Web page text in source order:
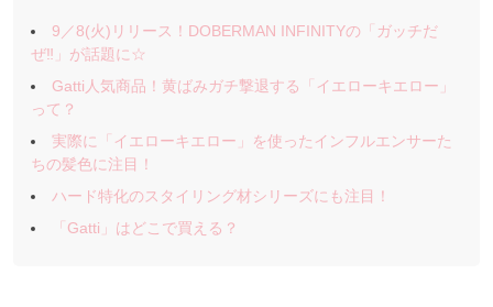
9／8(火)リリース！DOBERMAN INFINITYの「ガッチだ
ぜ‼︎」が話題に☆
Gatti人気商品！黄ばみガチ撃退する「イエローキエロー」
って？
実際に「イエローキエロー」を使ったインフルエンサーた
ちの髪色に注目！
ハード特化のスタイリング材シリーズにも注目！
「Gatti」はどこで買える？